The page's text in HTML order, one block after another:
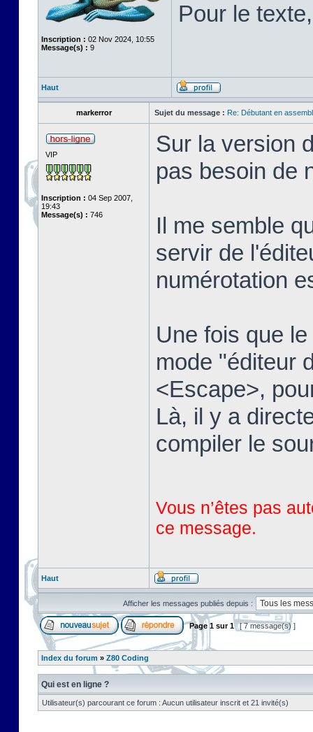
Inscription : 02 Nov 2024, 10:55
Message(s) : 9
Pour le
Haut
markerror Sujet du message : Re: Débutant en
VIP
Inscription : 04 Sep 2007,
19:43
Message(s) : 746
Sur la version
pas besoin de
Il me semble
servir de
numérotation
Une fois que
mode "éditeur
<Escape>,
Là, il y a
compiler le
Vous n’êtes pas
ce message.
Haut
Afficher les messages publiés depuis :
Page1 sur1 [ 7 message(s) ]
Index du forum » Z80 Coding
Qui est en ligne ?
Utilisateur(s) parcourant ce forum : Aucun utilisateur inscrit et 21 invité(s)